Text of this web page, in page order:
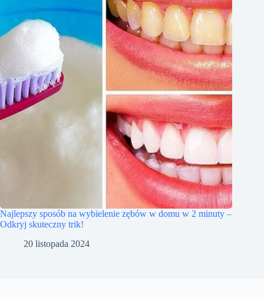
Najlepszy sposób na wybielenie zębów w domu w 2 minuty –
Odkryj skuteczny trik!
20 listopada 2024